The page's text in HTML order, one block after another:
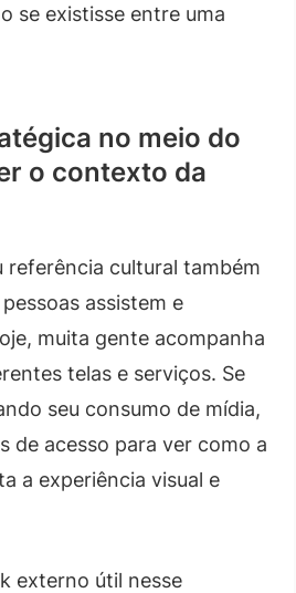
se existisse entre uma
no meio do
o contexto da
referência cultural também
assistem e
muita gente acompanha
telas e serviços. Se
seu consumo de mídia,
de acesso para ver como a
a experiência visual e
externo útil nesse